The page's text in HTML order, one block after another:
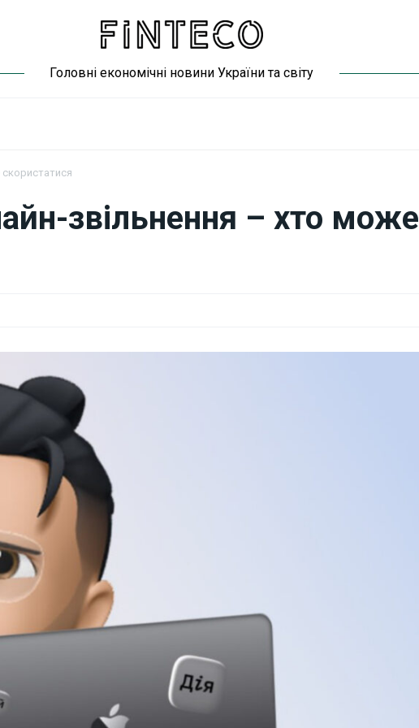
Головні економічні новини України та світу
скористатися
звільнення – хто може